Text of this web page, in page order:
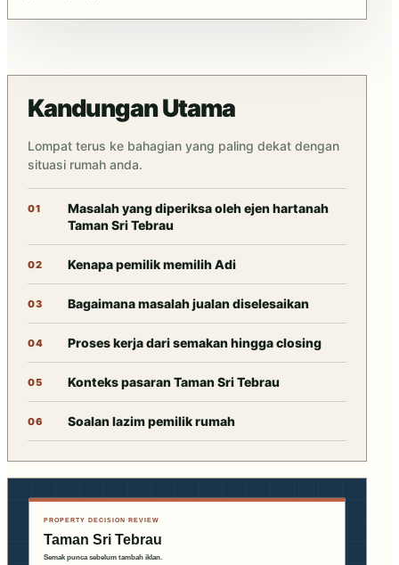
Kandungan Utama
Lompat terus ke bahagian yang paling dekat dengan
situasi rumah anda.
Masalah yang diperiksa oleh ejen hartanah
Taman Sri Tebrau
Kenapa pemilik memilih Adi
Bagaimana masalah jualan diselesaikan
Proses kerja dari semakan hingga closing
Konteks pasaran Taman Sri Tebrau
Soalan lazim pemilik rumah